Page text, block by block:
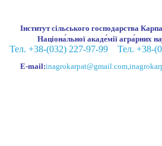
Інститут сільського господарства
Націона́льної акаде́мії агра́рних
Тел. +38-(032) 227-97-99 Тел. +38-
E-mail:inagrokarpat@gmail.com,